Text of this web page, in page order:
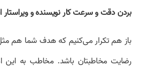
بردن دقت و سرعت کار نویسنده و
باز هم تکرار می‌کنیم که هدف شما هم
رضایت مخاطبتان باشد. مخاطب به